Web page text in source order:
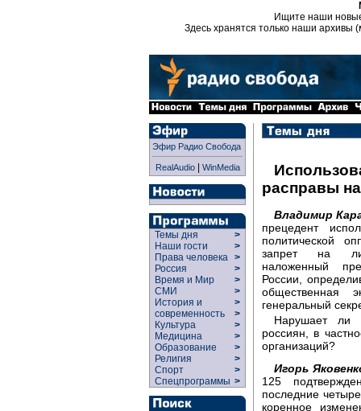
Ищите наши
Здесь хранятся только наши архивы
Эфир Радио Свобода
RealAudio| WinMedia
Темы дня
>
Наши гости
>
Права человека >
Россия
>
Время и Мир
>
СМИ
>
История и
современность
>
>
Культура
>
Медицина
>
Образование
>
Религия
>
Спорт
>
Спецпрограммы >
расправы
Владимир
прецедент
политической
запрет на
наложенный
России,
общественная
генеральный
Нарушает ли
россиян, в
организаций?
Игорь
125
последние
коренное